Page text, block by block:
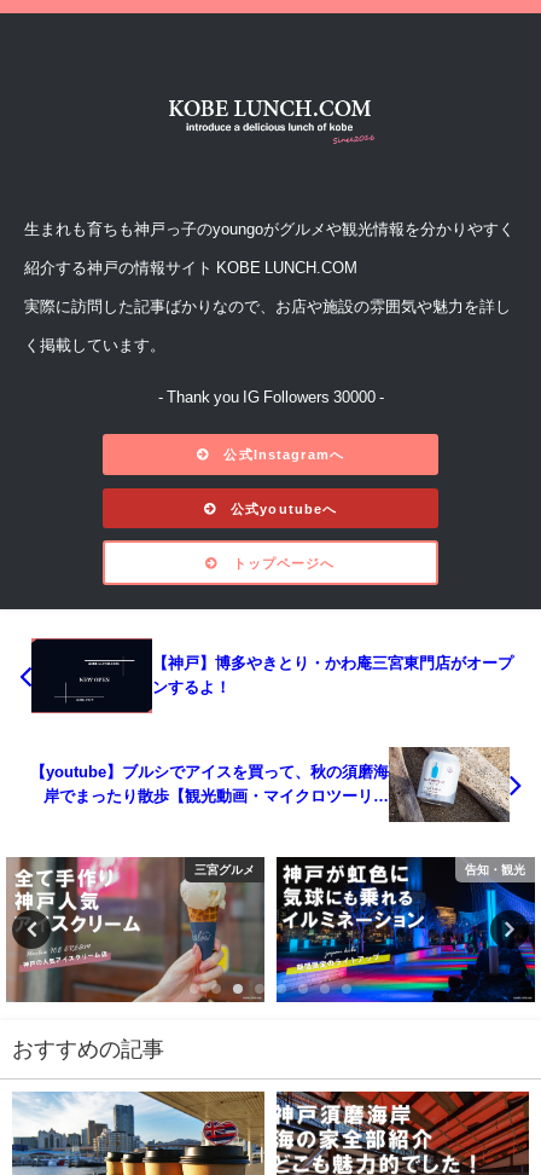
生まれも育ちも神戸っ子のyoungoがグルメや観光情報を分かりやすく
紹介する神戸の情報サイト KOBE LUNCH.COM
実際に訪問した記事ばかりなので、お店や施設の雰囲気や魅力を詳し
く掲載しています。
- Thank you IG Followers 30000 -
公式Instagramへ
公式youtubeへ
トップページへ
【神戸】博多やきとり・かわ庵三宮東門店がオープ
ンするよ！
【youtube】ブルシでアイスを買って、秋の須磨海
岸でまったり散歩【観光動画・マイクロツーリズ
三宮グルメ 告知・観光
おすすめの記事